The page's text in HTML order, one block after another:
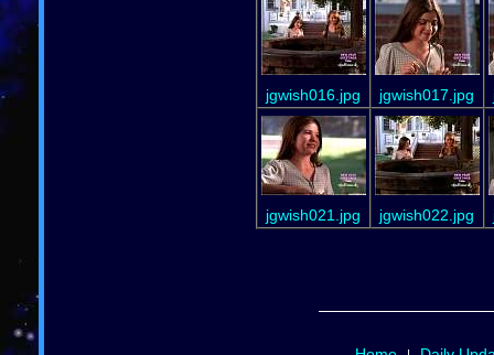
jgwish016.jpg jgwish017.jpg
jgwish021.jpg jgwish022.jpg